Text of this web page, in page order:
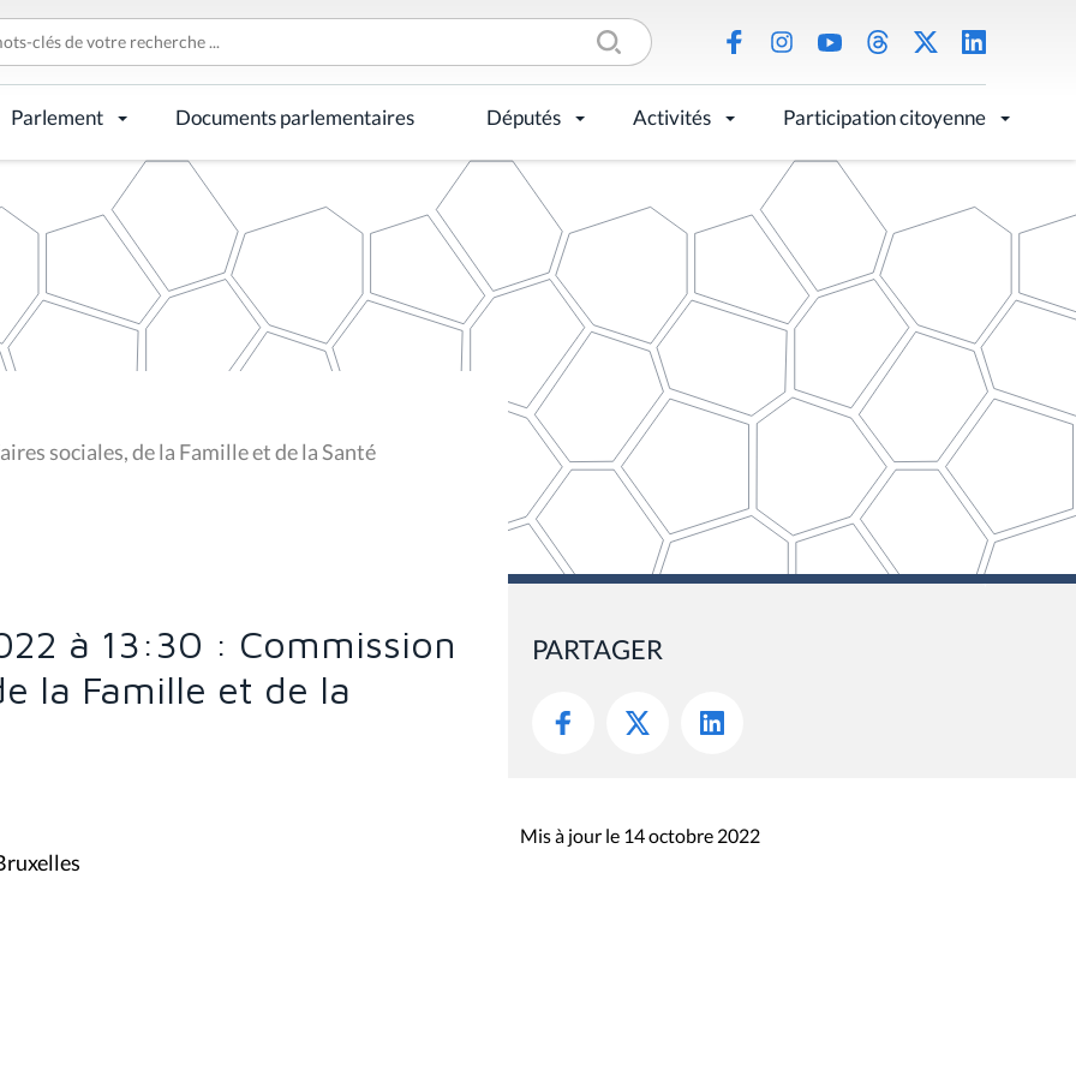
Parlement Documents parlementaires Députés Activités Participation citoyenne
sociales, de la Famille et de la Santé
à 13:30 : Commission
la Famille et de la
PARTAGER
Mis à jour le 14 octobre 2022